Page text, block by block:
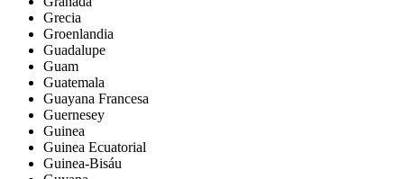
Grecia
Groenlandia
Guadalupe
Guam
Guatemala
Guayana Francesa
Guernesey
Guinea
Guinea Ecuatorial
Guinea-Bisáu